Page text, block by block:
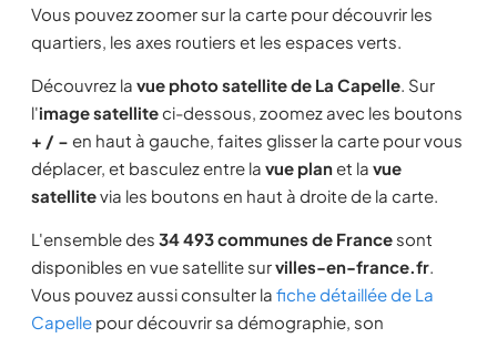
Vous pouvez zoomer sur la carte pour découvrir les
quartiers, les axes routiers et les espaces verts.
Découvrez la vue photo satellite de La Capelle. Sur
l'image satelliteci-dessous, zoomez avec les boutons
+ / − en haut à gauche, faites glisser la carte pour vous
déplacer, et basculez entre la vue planet la vue
satellitevia les boutons en haut à droite de la carte.
L'ensemble des 34 493 communes de France sont
disponibles en vue satellite survilles-en-france.fr.
Vous pouvez aussi consulter la fiche détaillée de La
Capelle pour découvrir sa démographie, son